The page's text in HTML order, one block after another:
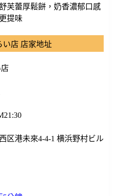
芙蕾厚鬆餅，奶香濃郁口感
提味
い店 店家地址
区港未來4-4-1 横浜野村ビル